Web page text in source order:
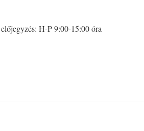
H-P 9:00-15:00 óra